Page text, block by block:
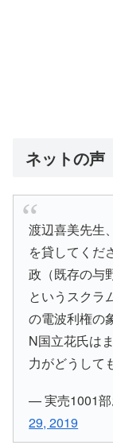
ネットの声
渡辺喜美先生
を貸してくだ
政（既存の与
というスクラ
の電波利権の
N国立花氏は
力がどうして
— 実売1001
29, 2019